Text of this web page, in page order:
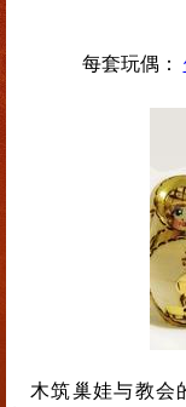
每套玩偶：
木筑巢娃与教会